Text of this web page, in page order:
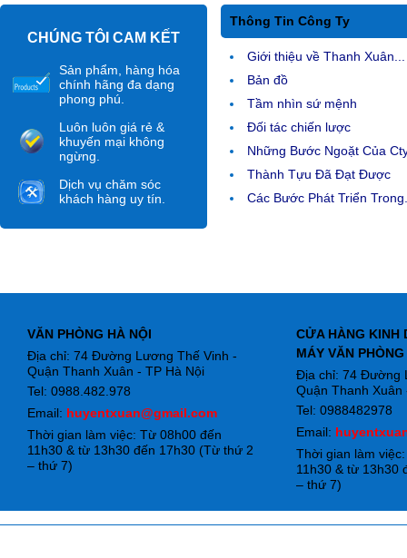
CHÚNG TÔI CAM KẾT
Sản phẩm, hàng hóa
chính hãng đa dạng
phong phú.
Luôn luôn giá rẻ &
khuyến mại không
ngừng.
Dịch vụ chăm sóc
khách hàng uy tín.
Thông Tin Công Ty
Giới thiệu về Thanh Xuân...
Bản đồ
Tầm nhìn sứ mệnh
Đối tác chiến lược
Những Bước Ngoặt Của
Thành Tựu Đã Đạt Được
Các Bước Phát Triển
VĂN PHÒNG HÀ NỘI
Địa chỉ: 74 Đường Lương Thế Vinh -
Quận Thanh Xuân - TP Hà Nội
Tel: 0988.482.978
Email: huyentxuan@gmail.com
Thời gian làm việc: Từ 08h00 đến
11h30 & từ 13h30 đến 17h30 (Từ thứ 2
– thứ 7)
CỬA HÀNG KINH
MÁY VĂN PHÒNG
Địa chỉ: 74 Đường
Quận Thanh Xuân
Tel: 0988482978
Email:
Thời gian làm
11h30 & từ 13h30
– thứ 7)